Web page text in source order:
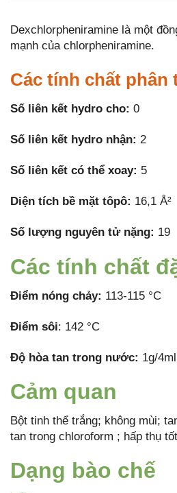
Dexchlorpheniramine là một
mạnh của chlorpheniramine.
Các tính chất phân
Số liên kết hydro cho: 0
Số liên kết hydro nhận: 2
Số liên kết có thể xoay: 5
Diện tích bề mặt tôpô: 16,1 Å²
Số lượng nguyên tử nặng: 19
Các tính chất
Điểm nóng chảy: 113-115 °C
Điểm sôi: 142 °C
Độ hòa tan trong nước: 1g/4ml
Cảm quan
Bột tinh thể trắng; không mùi;
tan trong chloroform ; hấp thụ
Dạng bào chế